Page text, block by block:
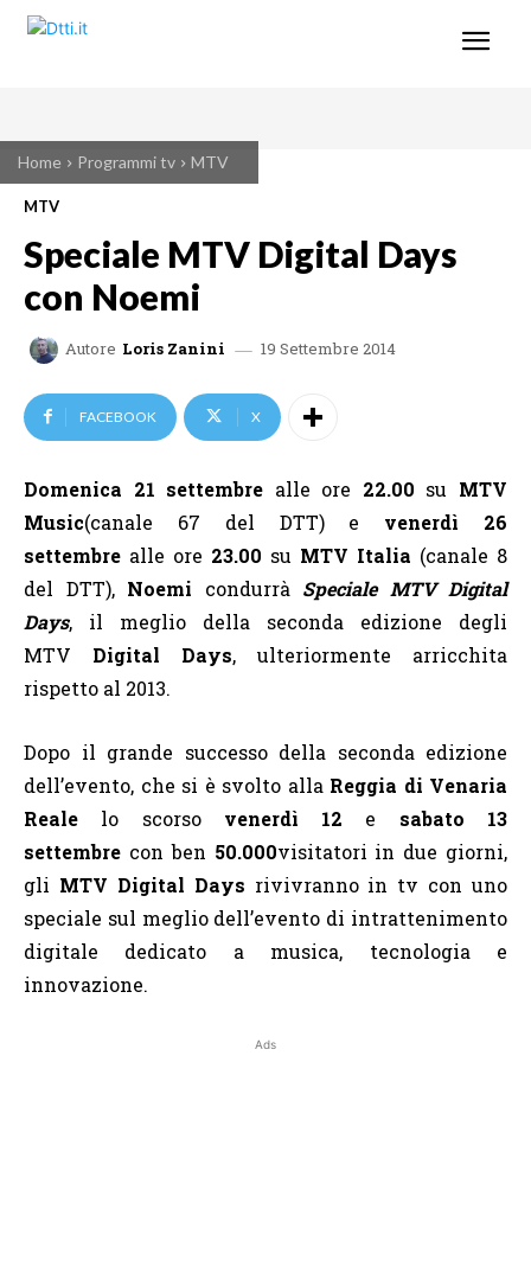
Home Programmi tv MTV
MTV
Speciale MTV Digital Days
con Noemi
Autore Loris Zanini 19 Settembre 2014
FACEBOOK X
Domenica 21 settembre alle ore 22.00 su MTV
Music(canale 67 del DTT) e venerdì 26
settembre alle ore 23.00 su MTV Italia (canale 8
del DTT), Noemi condurrà Speciale MTV Digital
Days, il meglio della seconda edizione degli
MTV Digital Days, ulteriormente arricchita
rispetto al 2013.
Dopo il grande successo della seconda edizione
dell’evento, che si è svolto alla Reggia di Venaria
Reale lo scorso venerdì 12 e sabato 13
settembre con ben 50.000visitatori in due giorni,
gli MTV Digital Days rivivranno in tv con uno
speciale sul meglio dell’evento di intrattenimento
digitale dedicato a musica, tecnologia e
innovazione.
Ads